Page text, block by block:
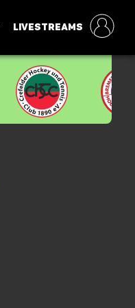
LIVESTREAMS